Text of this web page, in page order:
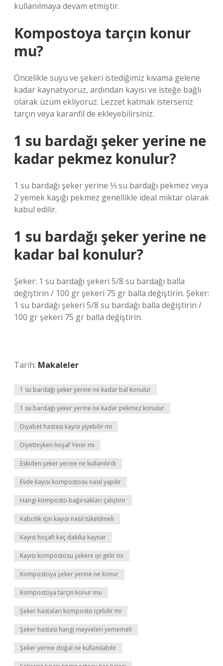
kullanılmaya devam etmiştir.
Kompostoya tarçın konur
mu?
Öncelikle suyu ve şekeri istediğimiz kıvama gelene
kadar kaynatıyoruz, ardından kayısı ve isteğe bağlı
olarak üzüm ekliyoruz. Lezzet katmak isterseniz
tarçın veya karanfil de ekleyebilirsiniz.
1 su bardağı şeker yerine ne
kadar pekmez konulur?
1 su bardağı şeker yerine ⅓ su bardağı pekmez veya
2 yemek kaşığı pekmez genellikle ideal miktar olarak
kabul edilir.
1 su bardağı şeker yerine ne
kadar bal konulur?
Şeker: 1 su bardağı şekeri 5/8 su bardağı balla
değiştirin / 100 gr şekeri 75 gr balla değiştirin. Şeker:
1 su bardağı şekeri 5/8 su bardağı balla değiştirin /
100 gr şekeri 75 gr balla değiştirin.
Tarih: Makaleler
1 su bardağı şeker yerine ne kadar bal konulur
1 su bardağı şeker yerine ne kadar pekmez konulur
Diyabet hastası kayısı yiyebilir mi
Diyetteyken hoşaf Yenir mi
Eskiden şeker yerine ne kullanılırdı
Evde kayısı kompostosu nasıl yapılır
Hangi komposto bağırsakları çalıştırır
Kabızlık için kayısı nasıl tüketilmeli
Kayısı hoşafı kaç dakika kaynar
Kayısı kompostosu şekere iyi gelir mi
Kompostoya şeker yerine ne konur
Kompostoya tarçın konur mu
Şeker hastaları komposto içebilir mi
Şeker hastası hangi meyveleri yememeli
Şeker yerine doğal ne kullanılabilir